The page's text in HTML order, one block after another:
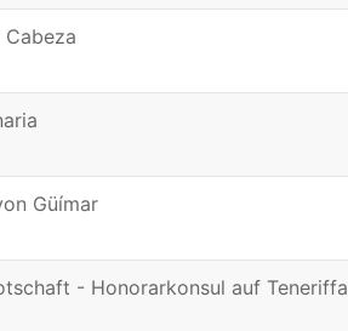
Cabeza
Güímar
- Honorarkonsul auf Teneriffa